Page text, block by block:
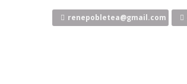
renepobletea@gmail.com